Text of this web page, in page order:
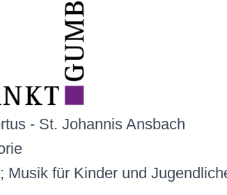
- St. Johannis Ansbach
Musik für Kinder und